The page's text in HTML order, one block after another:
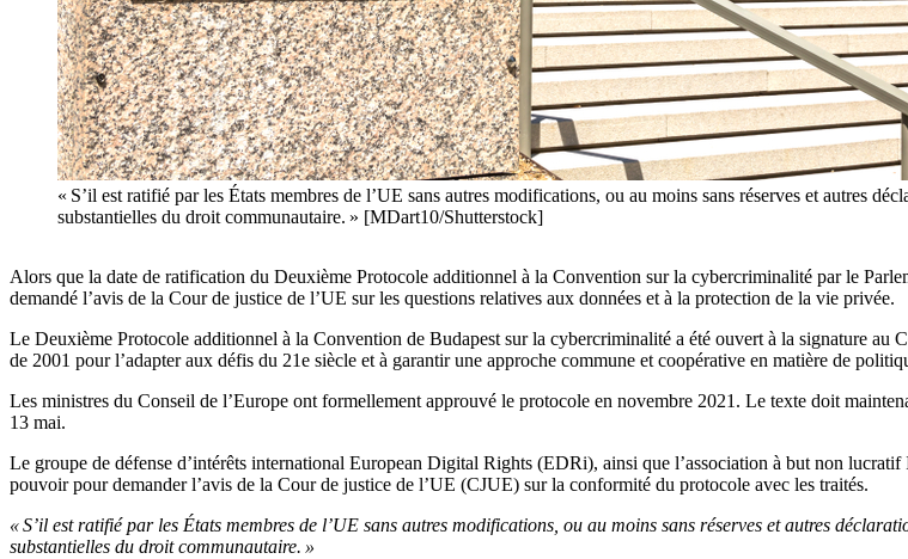
« S’il est ratifié par les États membres de l’UE sans autres modifications, ou au moins sans réserves et autres
substantielles du droit communautaire. » [MDart10/Shutterstock]
Alors que la date de ratification du Deuxième Protocole additionnel à la Convention sur la cybercriminalité par le
demandé l’avis de la Cour de justice de l’UE sur les questions relatives aux données et à la protection de la vie privée.
Le Deuxième Protocole additionnel à la Convention de Budapest sur la cybercriminalité a été ouvert à la signature
de 2001 pour l’adapter aux défis du 21e siècle et à garantir une approche commune et coopérative en matière de
Les ministres du Conseil de l’Europe ont formellement approuvé le protocole en novembre 2021. Le texte doit
13 mai.
Le groupe de défense d’intérêts international European Digital Rights (EDRi), ainsi que l’association à but non
pouvoir pour demander l’avis de la Cour de justice de l’UE (CJUE) sur la conformité du protocole avec les traités.
« S’il est ratifié par les États membres de l’UE sans autres modifications, ou au moins sans réserves et autres
substantielles du droit communautaire. »